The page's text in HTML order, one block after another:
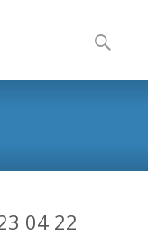
to
content
por:
04 22